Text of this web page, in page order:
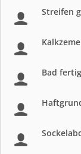
Streifen
Bad